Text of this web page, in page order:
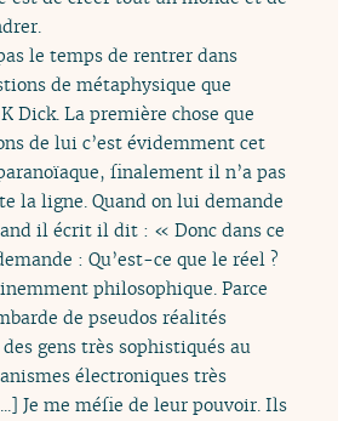
le temps de rentrer dans
de métaphysique que
Dick. La première chose que
de lui c’est évidemment cet
finalement il n’a pas
la ligne. Quand on lui demande
il écrit il dit : « Donc dans ce
: Qu’est-ce que le réel ?
philosophique. Parce
de pseudos réalités
gens très sophistiqués au
électroniques très
Je me méfie de leur pouvoir. Ils